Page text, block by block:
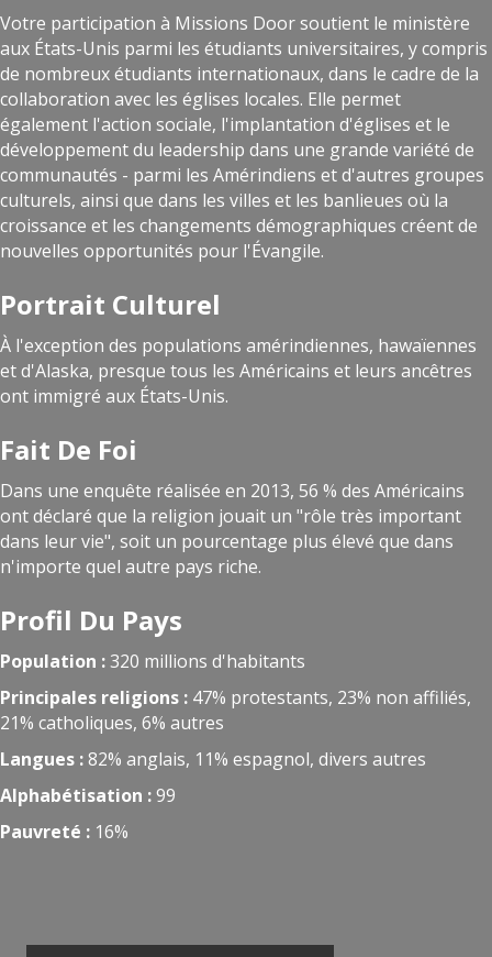
Votre participation à Missions Door soutient le ministère
aux États-Unis parmi les étudiants universitaires, y compris
de nombreux étudiants internationaux, dans le cadre de la
collaboration avec les églises locales. Elle permet
également l'action sociale, l'implantation d'églises et le
développement du leadership dans une grande variété de
communautés - parmi les Amérindiens et d'autres groupes
culturels, ainsi que dans les villes et les banlieues où la
croissance et les changements démographiques créent de
nouvelles opportunités pour l'Évangile.
Portrait Culturel
À l'exception des populations amérindiennes, hawaïennes
et d'Alaska, presque tous les Américains et leurs ancêtres
ont immigré aux États-Unis.
Fait De Foi
Dans une enquête réalisée en 2013, 56 % des Américains
ont déclaré que la religion jouait un "rôle très important
dans leur vie", soit un pourcentage plus élevé que dans
n'importe quel autre pays riche.
Profil Du Pays
Population :320 millions d'habitants
Principales religions : 47% protestants, 23% non affiliés,
21% catholiques, 6% autres
Langues :82% anglais, 11% espagnol, divers autres
Alphabétisation :99
Pauvreté : 16%